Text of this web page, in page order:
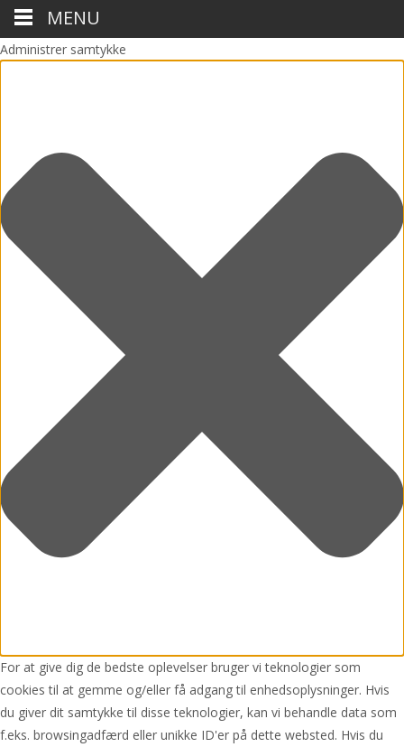
Administrer samtykke
For at give dig de bedste oplevelser bruger vi teknologier som
cookies til at gemme og/eller få adgang til enhedsoplysninger. Hvis
du giver dit samtykke til disse teknologier, kan vi behandle data som
f.eks. browsingadfærd eller unikke ID'er på dette websted. Hvis du
MENU